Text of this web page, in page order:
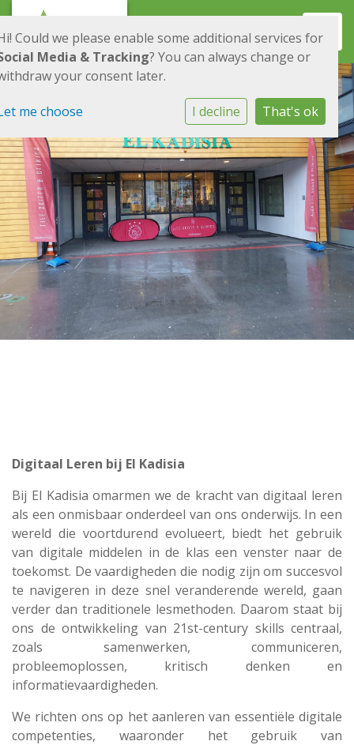
Digitaal Leren bij El Kadisia
Bij El Kadisia omarmen we de kracht van digitaal leren
als een onmisbaar onderdeel van ons onderwijs. In een
wereld die voortdurend evolueert, biedt het gebruik
van digitale middelen in de klas een venster naar de
toekomst. De vaardigheden die nodig zijn om succesvol
te navigeren in deze snel veranderende wereld, gaan
verder dan traditionele lesmethoden. Daarom staat bij
ons de ontwikkeling van 21st-century skills centraal,
zoals samenwerken, communiceren,
probleemoplossen, kritisch denken en
informatievaardigheden.
We richten ons op het aanleren van essentiële digitale
competenties, waaronder het gebruik van
Could we please enable some additional services for
Media & Tracking? You can always change or
your consent later.
me choose I decline That's ok